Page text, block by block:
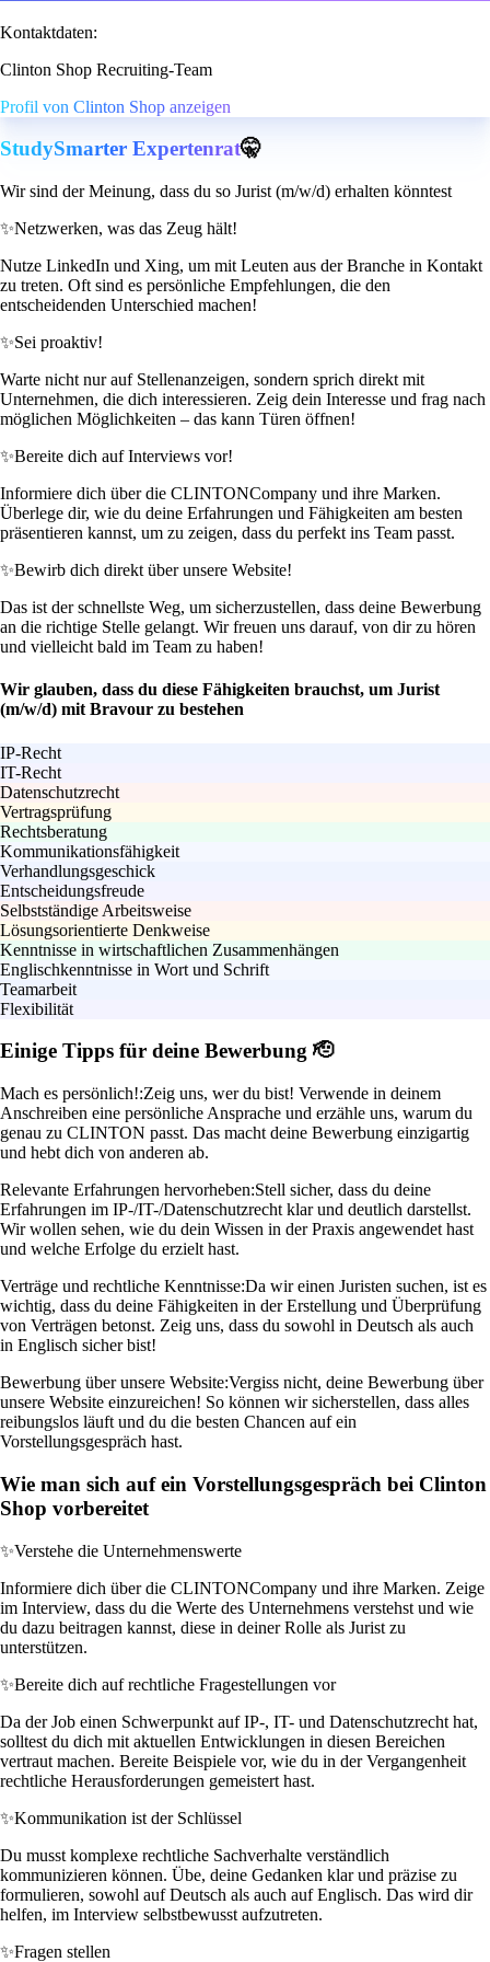
Kontaktdaten:
Clinton Shop Recruiting-Team
Profil von Clinton Shop anzeigen
StudySmarter Expertenrat🤫
Wir sind der Meinung, dass du so Jurist (m/w/d) erhalten könntest
✨Netzwerken, was das Zeug hält!
Nutze LinkedIn und Xing, um mit Leuten aus der Branche in Kontakt
zu treten. Oft sind es persönliche Empfehlungen, die den
entscheidenden Unterschied machen!
✨Sei proaktiv!
Warte nicht nur auf Stellenanzeigen, sondern sprich direkt mit
Unternehmen, die dich interessieren. Zeig dein Interesse und frag nach
möglichen Möglichkeiten – das kann Türen öffnen!
✨Bereite dich auf Interviews vor!
Informiere dich über die CLINTONCompany und ihre Marken.
Überlege dir, wie du deine Erfahrungen und Fähigkeiten am besten
präsentieren kannst, um zu zeigen, dass du perfekt ins Team passt.
✨Bewirb dich direkt über unsere Website!
Das ist der schnellste Weg, um sicherzustellen, dass deine Bewerbung
an die richtige Stelle gelangt. Wir freuen uns darauf, von dir zu hören
und vielleicht bald im Team zu haben!
Wir glauben, dass du diese Fähigkeiten brauchst, um Jurist
(m/w/d) mit Bravour zu bestehen
IP-Recht
IT-Recht
Datenschutzrecht
Vertragsprüfung
Rechtsberatung
Kommunikationsfähigkeit
Verhandlungsgeschick
Entscheidungsfreude
Selbstständige Arbeitsweise
Lösungsorientierte Denkweise
Kenntnisse in wirtschaftlichen Zusammenhängen
Englischkenntnisse in Wort und Schrift
Teamarbeit
Flexibilität
Einige Tipps für deine Bewerbung 🫡
Mach es persönlich!:Zeig uns, wer du bist! Verwende in deinem
Anschreiben eine persönliche Ansprache und erzähle uns, warum du
genau zu CLINTON passt. Das macht deine Bewerbung einzigartig
und hebt dich von anderen ab.
Relevante Erfahrungen hervorheben:Stell sicher, dass du deine
Erfahrungen im IP-/IT-/Datenschutzrecht klar und deutlich darstellst.
Wir wollen sehen, wie du dein Wissen in der Praxis angewendet hast
und welche Erfolge du erzielt hast.
Verträge und rechtliche Kenntnisse:Da wir einen Juristen suchen, ist es
wichtig, dass du deine Fähigkeiten in der Erstellung und Überprüfung
von Verträgen betonst. Zeig uns, dass du sowohl in Deutsch als auch
in Englisch sicher bist!
Bewerbung über unsere Website:Vergiss nicht, deine Bewerbung über
unsere Website einzureichen! So können wir sicherstellen, dass alles
reibungslos läuft und du die besten Chancen auf ein
Vorstellungsgespräch hast.
Wie man sich auf ein Vorstellungsgespräch bei Clinton
Shop vorbereitet
✨Verstehe die Unternehmenswerte
Informiere dich über die CLINTONCompany und ihre Marken. Zeige
im Interview, dass du die Werte des Unternehmens verstehst und wie
du dazu beitragen kannst, diese in deiner Rolle als Jurist zu
unterstützen.
✨Bereite dich auf rechtliche Fragestellungen vor
Da der Job einen Schwerpunkt auf IP-, IT- und Datenschutzrecht hat,
solltest du dich mit aktuellen Entwicklungen in diesen Bereichen
vertraut machen. Bereite Beispiele vor, wie du in der Vergangenheit
rechtliche Herausforderungen gemeistert hast.
✨Kommunikation ist der Schlüssel
Du musst komplexe rechtliche Sachverhalte verständlich
kommunizieren können. Übe, deine Gedanken klar und präzise zu
formulieren, sowohl auf Deutsch als auch auf Englisch. Das wird dir
helfen, im Interview selbstbewusst aufzutreten.
✨Fragen stellen